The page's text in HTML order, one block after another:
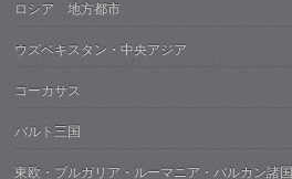
ロシア 地方都市
ウズベキスタン・中央アジア
コーカサス
バルト三国
東欧・ブルガリア・ルーマニア・バルカン諸国